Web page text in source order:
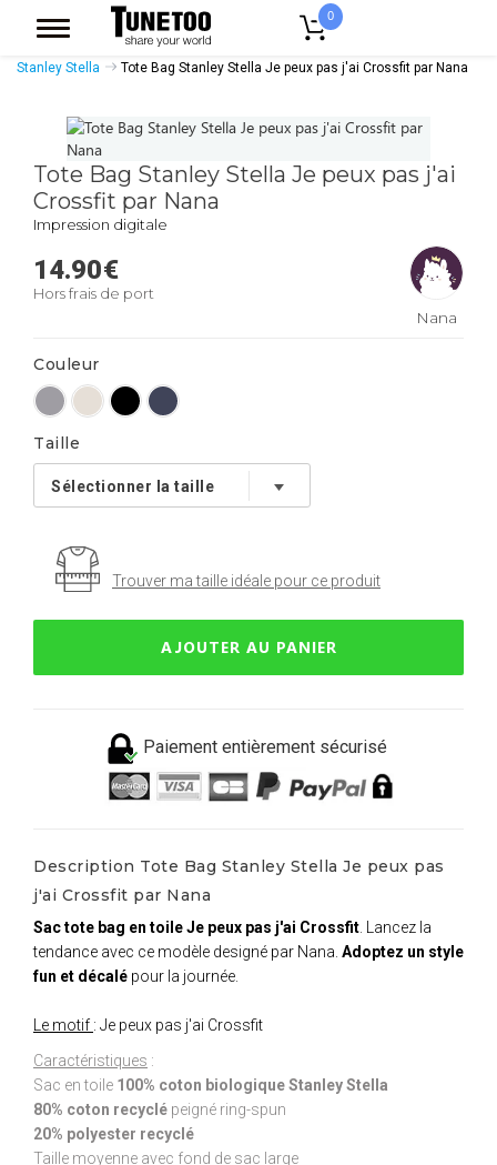
0
Accessoires Casquettes Tote Bags
Stanley Stella
Tote Bag Stanley Stella Je peux pas j'ai Crossfit par Nana
Tote Bag Stanley Stella Je peux pas j'ai
Crossfit par Nana
Impression digitale
14.90€
Hors frais de port
Nana
Couleur
Taille
Trouver ma taille idéale pour ce produit
AJOUTER AU PANIER
Paiement entièrement sécurisé
Description Tote Bag Stanley Stella Je peux pas
j'ai Crossfit par Nana
Sac tote bag en toile Je peux pas j'ai Crossfit . Lancez la
tendance avec ce modèle designé par Nana. Adoptez un style
fun et décalé pour la journée.
Le motif : Je peux pas j'ai Crossfit
Caractéristiques :
Sac en toile 100% coton biologique Stanley Stella
80% coton recyclé peigné ring-spun
20% polyester recyclé
Taille moyenne avec fond de sac large